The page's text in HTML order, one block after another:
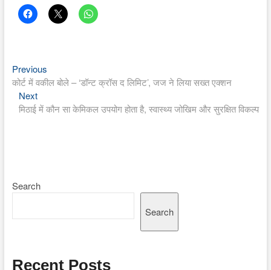
Post
navigation
PreviousPrevious
post:
कोर्ट में वकील बोले – ‘डॉन्ट क्रॉस द लिमिट’, जज ने लिया सख्त एक्शन
NextNext
post:
मिठाई में कौन सा केमिकल उपयोग होता है, स्वास्थ्य जोखिम और सुरक्षित विकल्प
Search
Search
Recent Posts